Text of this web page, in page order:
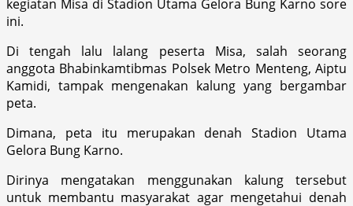
kegiatan Misa di Stadion Utama Gelora Bung Karno sore
ini.
Di tengah lalu lalang peserta Misa, salah seorang
anggota Bhabinkamtibmas Polsek Metro Menteng, Aiptu
Kamidi, tampak mengenakan kalung yang bergambar
peta.
Dimana, peta itu merupakan denah Stadion Utama
Gelora Bung Karno.
Dirinya mengatakan menggunakan kalung tersebut
untuk membantu masyarakat agar mengetahui denah